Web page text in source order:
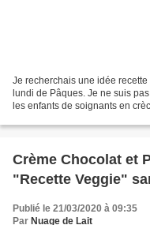
Je recherchais une idée
lundi de Pâques. Je ne suis
les enfants de soignants en
Crème Chocolat et
"Recette Veggie"
Publié le 21/03/2020 à 09:35
Par Nuage de Lait